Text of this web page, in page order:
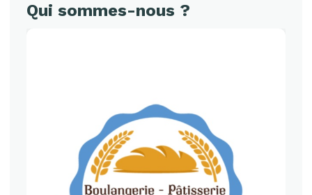
Qui sommes-nous ?